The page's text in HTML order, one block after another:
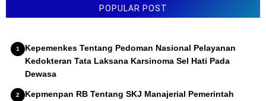
Penyelenggaraan Uji Kompetensi Jabatan Fungsional
Permendikbud Ristek Nomor 38 Tahun 2023 Tentang
Akreditasi
Permendikbudristek Nomor 5 Tahun 2022 Tentang SKL
(Standar Kompetensi Lulusan)
POPULAR POST
Kepemenkes Tentang Pedoman Nasional Pelayanan
Kedokteran Tata Laksana Karsinoma Sel Hati Pada
Dewasa
Kepmenpan RB Tentang SKJ Manajerial Pemerintah